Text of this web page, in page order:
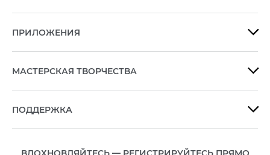
ПРИЛОЖЕНИЯ 
МАСТЕРСКАЯ ТВОРЧЕСТВА 
ПОДДЕРЖКА 